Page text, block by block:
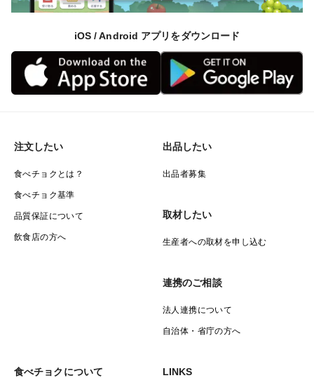
iOS / Android アプリをダウンロード
注文したい
食べチョクとは？
食べチョク基準
品質保証について
飲食店の方へ
出品したい
出品者募集
取材したい
生産者への取材を申し込む
連携のご相談
法人連携について
自治体・省庁の方へ
食べチョクについて LINKS